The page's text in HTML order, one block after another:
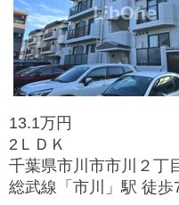
13.1万円
2ＬＤＫ
千葉県市川市市川２丁
総武線「市川」駅 徒歩